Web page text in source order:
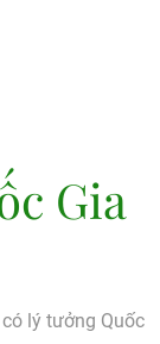
Gia
lý tưởng Quốc